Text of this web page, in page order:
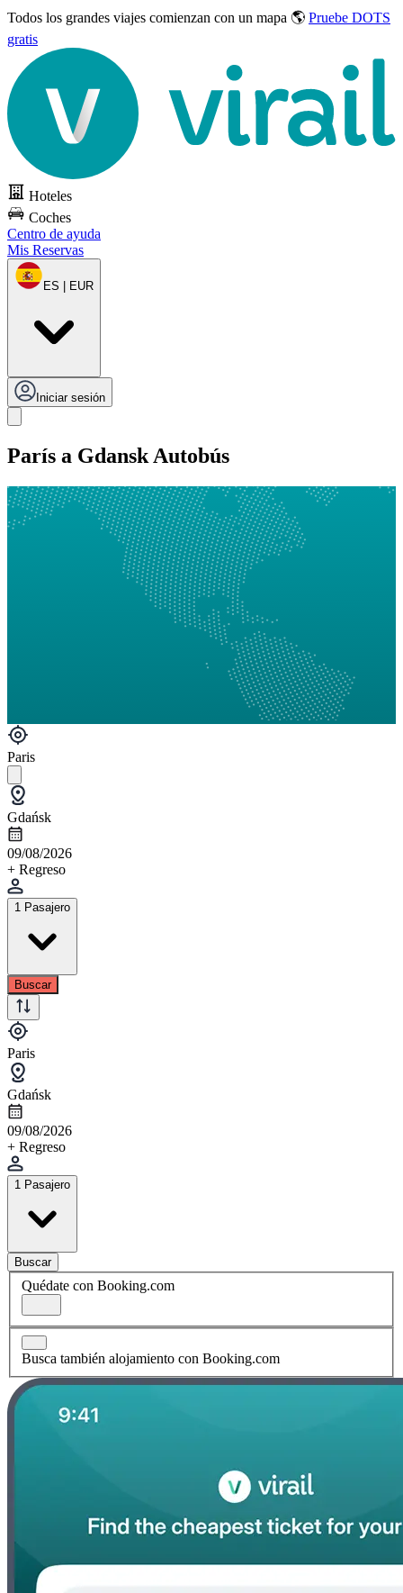
Todos los grandes viajes comienzan con un mapa 🌎 Pruebe DOTS
gratis
Hoteles
Coches
Centro de ayuda
Mis Reservas
ES | EUR
Iniciar sesión
París a Gdansk Autobús
Paris
Gdańsk
09/08/2026
+ Regreso
1 Pasajero
Buscar
Paris
Gdańsk
09/08/2026
+ Regreso
1 Pasajero
Buscar
Quédate con Booking.com
Busca también alojamiento con Booking.com